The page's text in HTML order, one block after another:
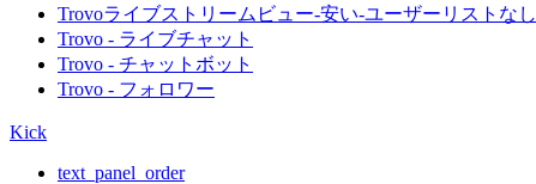
Trovoライブストリームビュー-安い-ユーザーリストなし
Trovo - ライブチャット
Trovo - チャットボット
Trovo - フォロワー
Kick
text_panel_order